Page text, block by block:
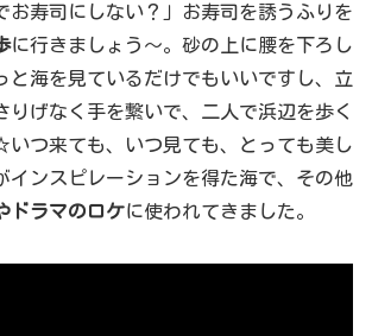
お寿司にしない？」お寿司を誘うふりを
に行きましょう～。砂の上に腰を下ろし
と海を見ているだけでもいいですし、立
りげなく手を繋いで、二人で浜辺を歩く
つ来ても、いつ見ても、とっても美し
インスピレーションを得た海で、その他
ドラマのロケに使われてきました。